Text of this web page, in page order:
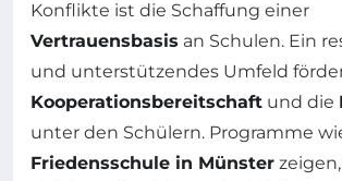
Konflikte ist die Schaffung einer
Vertrauensbasis an Schulen. Ein
und unterstützendes Umfeld
Kooperationsbereitschaft und die
unter den Schülern. Programme
Friedensschule in Münster